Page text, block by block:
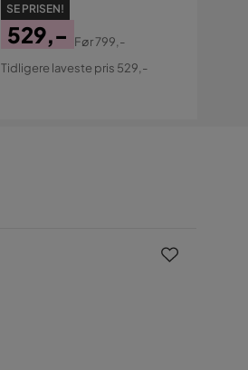
SE PRISEN!
Pris
529,-
Original
Før799,-
Tidligere laveste pris 529,-